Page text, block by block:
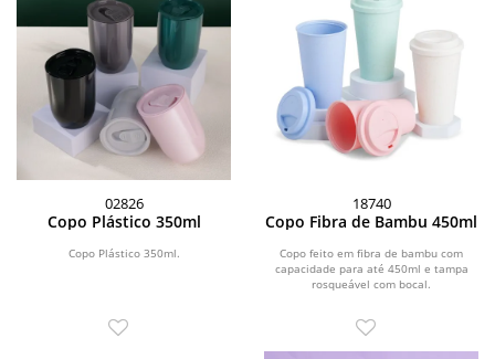
02826
Copo Plástico 350ml
Copo Plástico 350ml.
18740
Copo Fibra de Bambu 450ml
Copo feito em fibra de bambu com
capacidade para até 450ml e tampa
rosqueável com bocal.